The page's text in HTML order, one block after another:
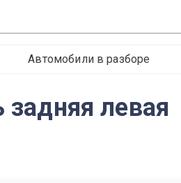
Автомобили в разборе
левая